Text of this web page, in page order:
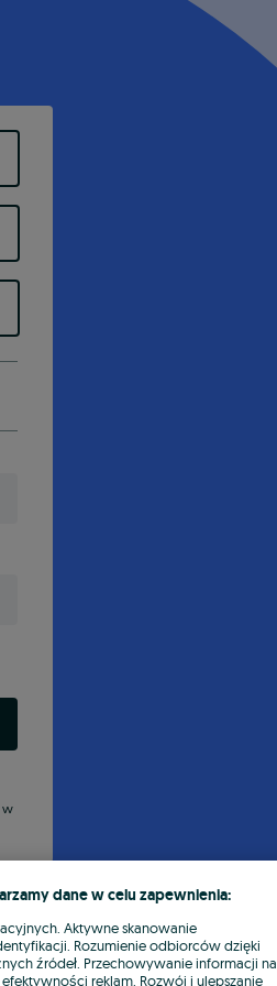
w
dane w celu zapewnienia:
Aktywne skanowanie
Rozumienie odbiorców dzięki
źródeł. Przechowywanie informacji na
reklam. Rozwój i ulepszanie